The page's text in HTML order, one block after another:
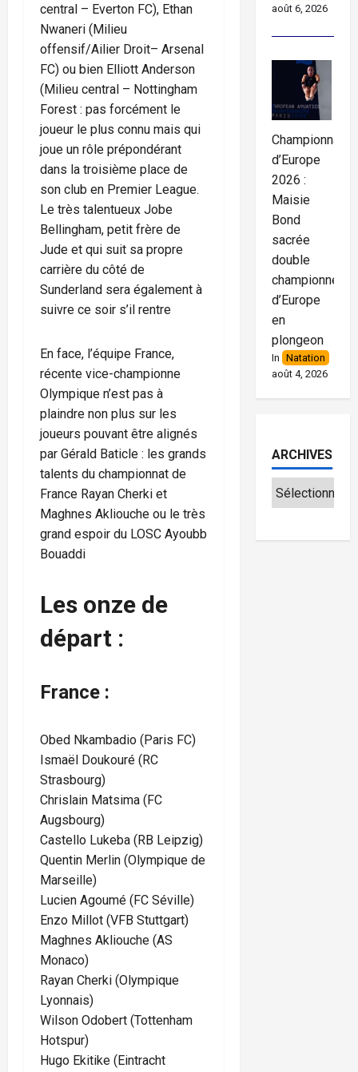
central – Everton FC), Ethan
Nwaneri (Milieu
offensif/Ailier Droit– Arsenal
FC) ou bien Elliott Anderson
(Milieu central – Nottingham
Forest : pas forcément le
joueur le plus connu mais qui
joue un rôle prépondérant
dans la troisième place de
son club en Premier League.
Le très talentueux Jobe
Bellingham, petit frère de
Jude et qui suit sa propre
carrière du côté de
Sunderland sera également à
suivre ce soir s’il rentre
En face, l’équipe France,
récente vice-championne
Olympique n’est pas à
plaindre non plus sur les
joueurs pouvant être alignés
par Gérald Baticle : les grands
talents du championnat de
France Rayan Cherki et
Maghnes Akliouche ou le très
grand espoir du LOSC Ayoubb
Bouaddi
Les onze de
départ :
France :
Obed Nkambadio (Paris FC)
Ismaël Doukouré (RC
Strasbourg)
Chrislain Matsima (FC
Augsbourg)
Castello Lukeba (RB Leipzig)
Quentin Merlin (Olympique de
Marseille)
Lucien Agoumé (FC Séville)
Enzo Millot (VFB Stuttgart)
Maghnes Akliouche (AS
Monaco)
Rayan Cherki (Olympique
Lyonnais)
Wilson Odobert (Tottenham
Hotspur)
Hugo Ekitike (Eintracht
août 6, 2026
Championnats
d’Europe
2026 :
Maisie
Bond
sacrée
double
championne
d’Europe
en
plongeon
In Natation
août 4, 2026
ARCHIVES